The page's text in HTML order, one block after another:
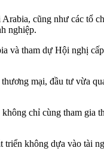
cũng như các tổ
nghiệp.
và tham dự Hội nghị
mại, đầu tư vừa
chỉ cùng tham gia
không dựa vào tài